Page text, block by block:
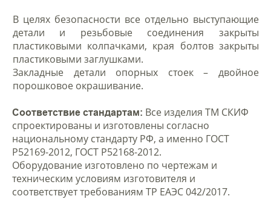
В целях безопасности все отдельно выступающие
детали и резьбовые соединения закрыты
пластиковыми колпачками, края болтов закрыты
пластиковыми заглушками.
Закладные детали опорных стоек – двойное
порошковое окрашивание.
Соответствие стандартам: Все изделия ТМ СКИФ
спроектированы и изготовлены согласно
национальному стандарту РФ, а именно ГОСТ
Р52169-2012, ГОСТ Р52168-2012.
Оборудование изготовлено по чертежам и
техническим условиям изготовителя и
соответствует требованиям ТР ЕАЭС 042/2017.